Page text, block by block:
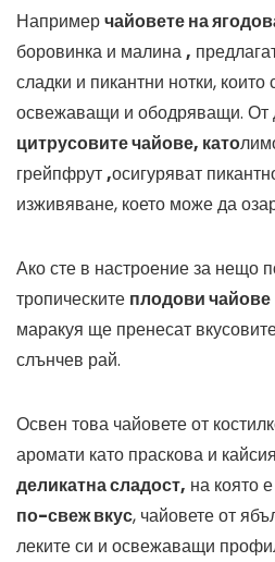
Напримерчайовете на
боровинка и малина,
сладки и пикантни нотки,
освежаващи и ободряващи. От
цитрусовите чайове, като
грейпфрут,осигуряват
изживяване, което може да
Ако сте в настроение за нещо
тропическите плодови чайове
маракуя ще пренесат
слънчев рай.
Освен това чайовете от
аромати като праскова и
деликатна сладост, на която
по-свеж вкус, чайовете от
леките си и освежаващи